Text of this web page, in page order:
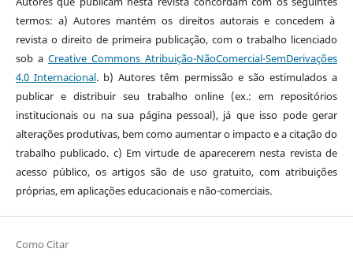
termos: a) Autores mantém os direitos autorais e concedem à
revista o direito de primeira publicação, com o trabalho licenciado
sob a Creative Commons Atribuição-NãoComercial-SemDerivações
4.0 Internacional. b) Autores têm permissão e são estimulados a
publicar e distribuir seu trabalho online (ex.: em repositórios
institucionais ou na sua página pessoal), já que isso pode gerar
alterações produtivas, bem como aumentar o impacto e a citação do
trabalho publicado. c) Em virtude de aparecerem nesta revista de
acesso público, os artigos são de uso gratuito, com atribuições
próprias, em aplicações educacionais e não-comerciais.
Como Citar